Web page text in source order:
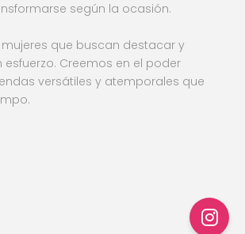
según la ocasión.
que buscan destacar y
esfuerzo. Creemos en el poder
versátiles y atemporales que